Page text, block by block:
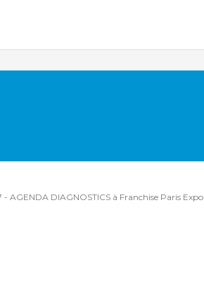
-AGENDA DIAGNOSTICS à Franchise Paris Expo